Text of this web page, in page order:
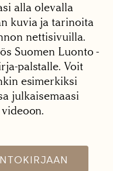
alla olevalla
kuvia ja tarinoita
nettisivuilla.
Suomen Luonto -
palstalle. Voit
esimerkiksi
julkaisemaasi